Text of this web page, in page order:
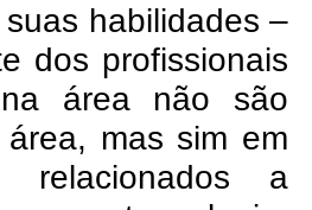
habilidades –
dos profissionais
área não são
mas sim em
relacionados a